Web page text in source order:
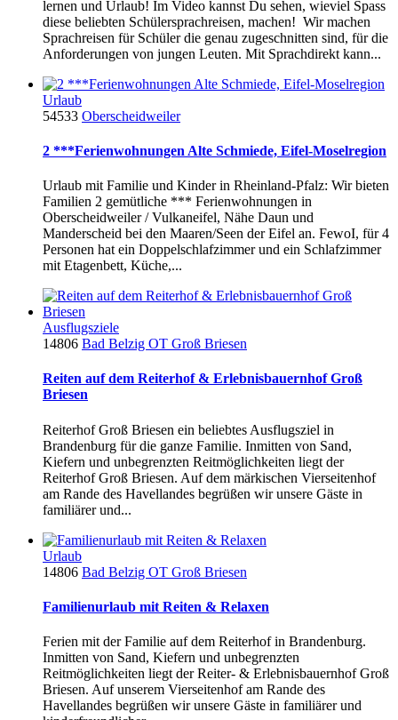
lernen und Urlaub! Im Video kannst Du sehen, wieviel Spass
diese beliebten Schülersprachreisen, machen! Wir machen
Sprachreisen für Schüler die genau zugeschnitten sind, für die
Anforderungen von jungen Leuten. Mit Sprachdirekt kann...
Urlaub
54533 Oberscheidweiler
2 ***Ferienwohnungen Alte Schmiede, Eifel-Moselregion
Urlaub mit Familie und Kinder in Rheinland-Pfalz: Wir bieten
Familien 2 gemütliche *** Ferienwohnungen in
Oberscheidweiler / Vulkaneifel, Nähe Daun und
Manderscheid bei den Maaren/Seen der Eifel an. FewoI, für 4
Personen hat ein Doppelschlafzimmer und ein Schlafzimmer
mit Etagenbett, Küche,...
Ausflugsziele
14806 Bad Belzig OT Groß Briesen
Reiten auf dem Reiterhof & Erlebnisbauernhof Groß
Briesen
Reiterhof Groß Briesen ein beliebtes Ausflugsziel in
Brandenburg für die ganze Familie. Inmitten von Sand,
Kiefern und unbegrenzten Reitmöglichkeiten liegt der
Reiterhof Groß Briesen. Auf dem märkischen Vierseitenhof
am Rande des Havellandes begrüßen wir unsere Gäste in
familiärer und...
Urlaub
14806 Bad Belzig OT Groß Briesen
Familienurlaub mit Reiten & Relaxen
Ferien mit der Familie auf dem Reiterhof in Brandenburg.
Inmitten von Sand, Kiefern und unbegrenzten
Reitmöglichkeiten liegt der Reiter- & Erlebnisbauernhof Groß
Briesen. Auf unserem Vierseitenhof am Rande des
Havellandes begrüßen wir unsere Gäste in familiärer und